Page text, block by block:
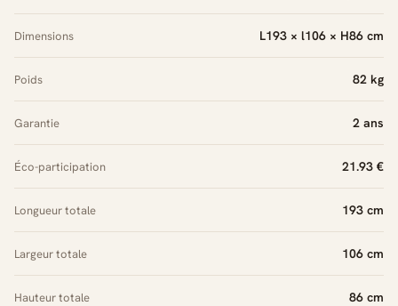
Dimensions L193 × l106 × H86 cm
Poids 82 kg
Garantie 2 ans
Éco-participation 21.93 €
Longueur totale 193 cm
Largeur totale 106 cm
Hauteur totale 86 cm